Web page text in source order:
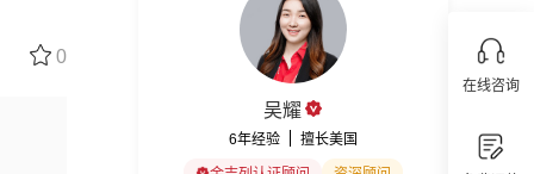
在线咨询
0
吴耀
6年经验 擅长美国